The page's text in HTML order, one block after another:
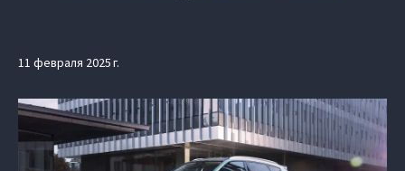
11 февраля 2025 г.